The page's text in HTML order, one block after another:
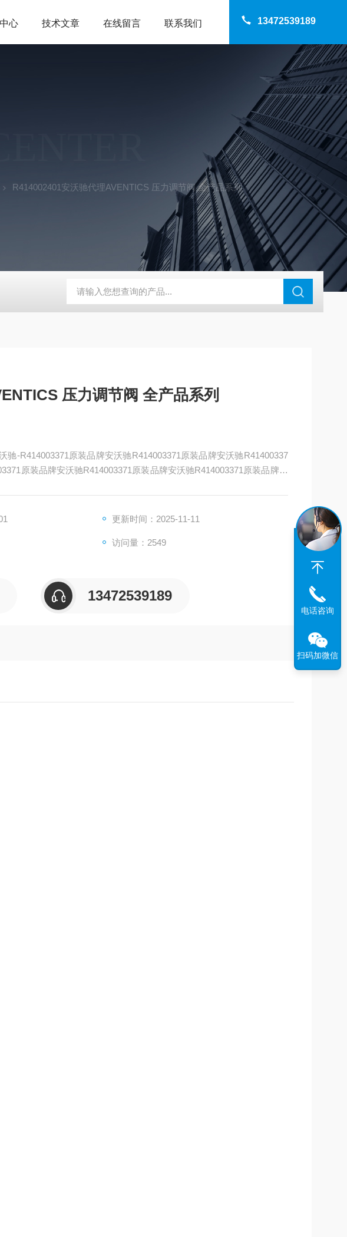
13472539189
心 技术文章 在线留言 联系我们
R414002401安沃驰代理AVENTICS 压力调节阀 全产品系列
电磁阀MVSD-180-4E1-AC220V 麦特沃克
压力调节阀 全产品系列
驰-R414003371原装品牌安沃驰R414003371原装品牌安沃驰R41400337
原装品牌安沃驰R414003371原装品牌安沃驰R414003371原装品牌安
更新时间：2025-11-11
访问量：2549
13472539189
电话咨询
扫码加微信